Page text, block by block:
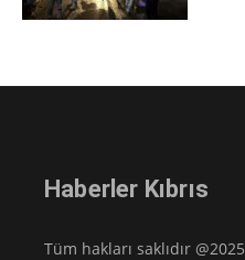
Haberler Kıbrıs
Tüm hakları saklıdır @2025